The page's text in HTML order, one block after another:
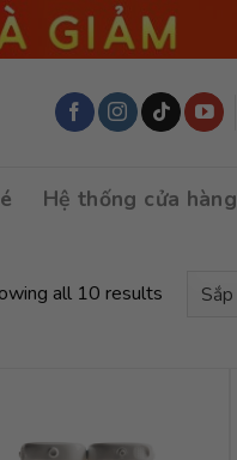
Hệ thống cửa hàng
all 10 results